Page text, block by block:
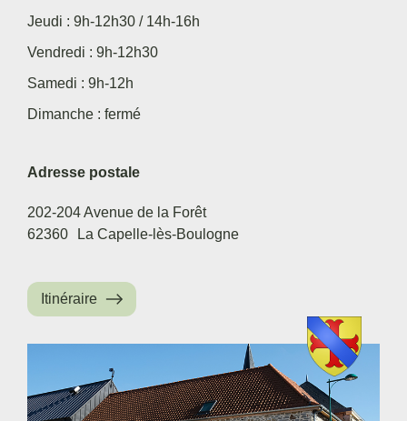
Jeudi : 9h-12h30 / 14h-16h
Vendredi : 9h-12h30
Samedi : 9h-12h
Dimanche : fermé
Adresse postale
202-204 Avenue de la Forêt
62360
La Capelle-lès-Boulogne
Itinéraire